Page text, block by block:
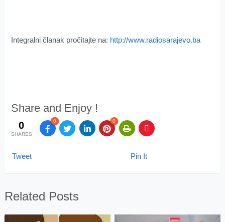
Integralni članak pročitajte na: http://www.radiosarajevo.ba
Share and Enjoy !
0
SHARES
0 0
Tweet Pin It
Related Posts